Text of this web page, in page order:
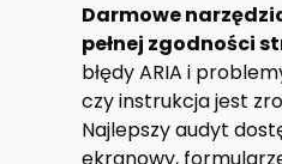
Darmowe
pełnej zgodności
błędy ARIA i
czy instrukcja jest
Najlepszy audyt